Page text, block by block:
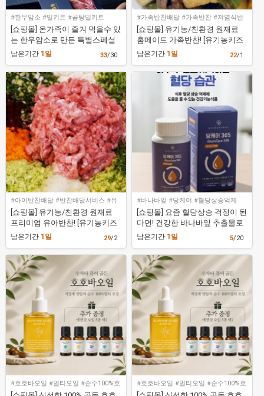
#한우암소 #밀키트 #곰탕밀키트
[쇼핑몰] 온가족이 즐겨 먹을수 있
는 한우암소로 만든 특별스페셜
곰탕 밀키트 [백육공]
남은기간 1일 33/30
#가족반찬배달 #가족반찬 #저염식반
찬 #저염식반찬배달 #유기농키즈앤푸
드[쇼핑몰] 유기농/친환경 원재료
홈메이드 가족반찬! [유기농키즈
앤푸드 가족반찬]
남은기간 1일 22/1
#아이반찬배달 #반찬배달서비스 #유
기농유아반찬 #유기농아이반찬 #유기
농키즈앤푸드
[쇼핑몰] 유기농/친환경 원재료
프리미엄 유아반찬! [유기농키즈
앤푸드 유아반찬]
남은기간 1일 29/2
#바나바잎 #당케어 #혈당상승억제
[쇼핑몰] 요즘 혈당상승 걱정이 된
다면! 건강한 바나바잎 추출물로
관리해보세요!
남은기간 1일 5/20
#호호바오일 #멀티오일 #순수100%호
호바오일
#호호바오일 #멀티오일 #순수100%호
호바오일